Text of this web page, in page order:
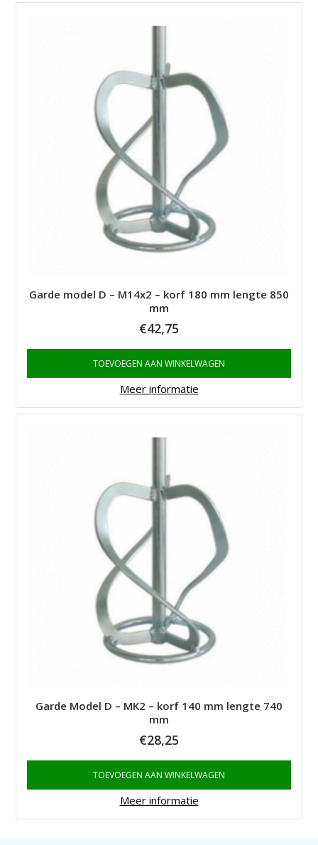
Garde model D – M14x2 – korf 180 mm lengte 850
mm
€42,75
TOEVOEGEN AAN WINKELWAGEN
Meer informatie
Garde Model D – MK2 – korf 140 mm lengte 740
mm
€28,25
TOEVOEGEN AAN WINKELWAGEN
Meer informatie